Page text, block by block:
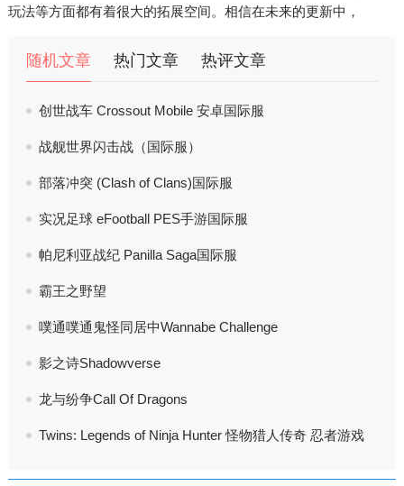
玩法等方面都有着很大的拓展空间。相信在未来的更新中，
随机文章 热门文章 热评文章
创世战车 Crossout Mobile 安卓国际服
战舰世界闪击战（国际服）
部落冲突 (Clash of Clans)国际服
实况足球 eFootball PES手游国际服
帕尼利亚战纪 Panilla Saga国际服
霸王之野望
噗通噗通鬼怪同居中Wannabe Challenge
影之诗Shadowverse
龙与纷争Call Of Dragons
Twins: Legends of Ninja Hunter 怪物猎人传奇 忍者游戏